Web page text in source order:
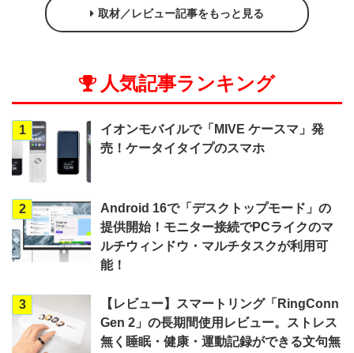
取材／レビュー記事をもっと見る
人気記事ランキング
1
イオンモバイルで「MIVE ケースマ」発
売！ケータイタイプのスマホ
2
Android 16で「デスクトップモード」の
提供開始！モニター接続でPCライクのマ
ルチウィンドウ・マルチタスクが利用可
能！
3
【レビュー】スマートリング「RingConn
Gen 2」の長期間使用レビュー。ストレス
無く睡眠・健康・運動記録ができる文句無